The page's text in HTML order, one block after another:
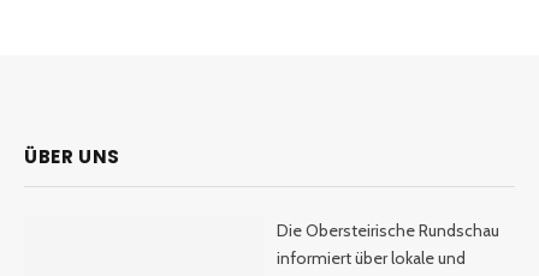
ÜBER UNS
Die Obersteirische Rundschau
informiert über lokale und